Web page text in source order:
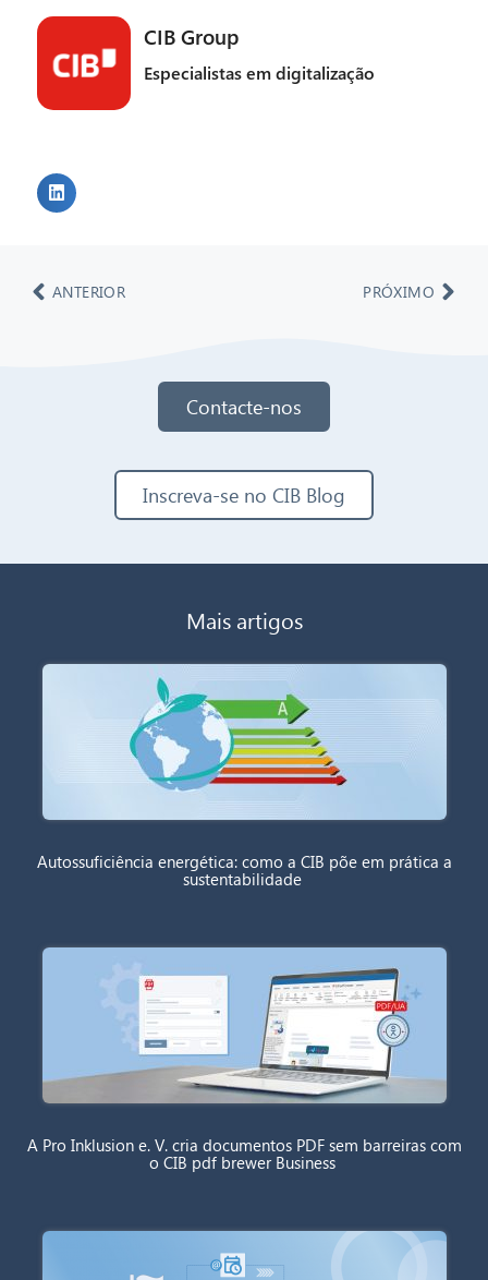
CIB Group
Especialistas em digitalização
ANTERIOR PRÓXIMO
Contacte-nos
Inscreva-se no CIB Blog
Mais artigos
Autossuficiência energética: como a CIB põe em prática a
sustentabilidade
A Pro Inklusion e. V. cria documentos PDF sem barreiras com
o CIB pdf brewer Business